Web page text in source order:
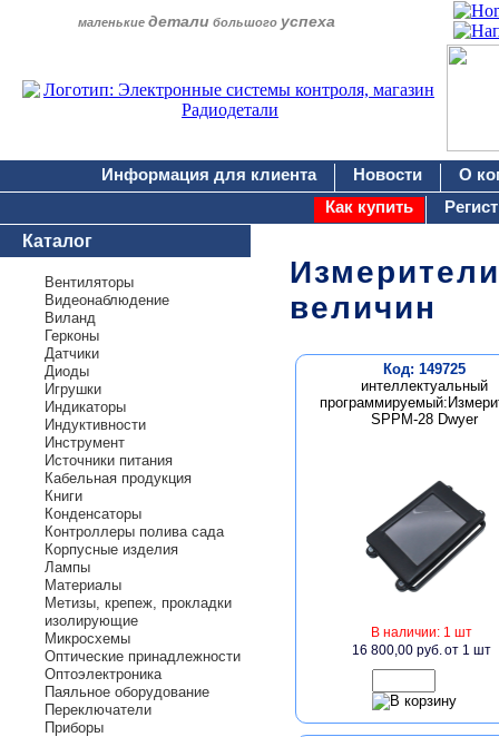
маленькие детали большого успеха
Информация для клиента Новости
О
Как купить
Каталог
Вентиляторы
Видеонаблюдение
Виланд
Герконы
Датчики
Диоды
Игрушки
Индикаторы
Индуктивности
Инструмент
Источники питания
Кабельная продукция
Книги
Конденсаторы
Контроллеры полива сада
Корпусные изделия
Лампы
Материалы
Метизы, крепеж, прокладки
изолирующие
Микросхемы
Оптические принадлежности
Оптоэлектроника
Паяльное оборудование
Переключатели
Приборы
величин
Код: 149725
интеллектуальный
SPPM-28 Dwyer
В наличии: 1 шт
16 800,00 руб.от 1 шт